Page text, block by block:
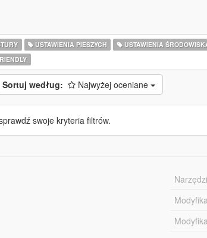
USTAWIENIA PIESZYCH USTAWIENIA
Sortuj według: Najwyżej oceniane
swoje kryteria filtrów.